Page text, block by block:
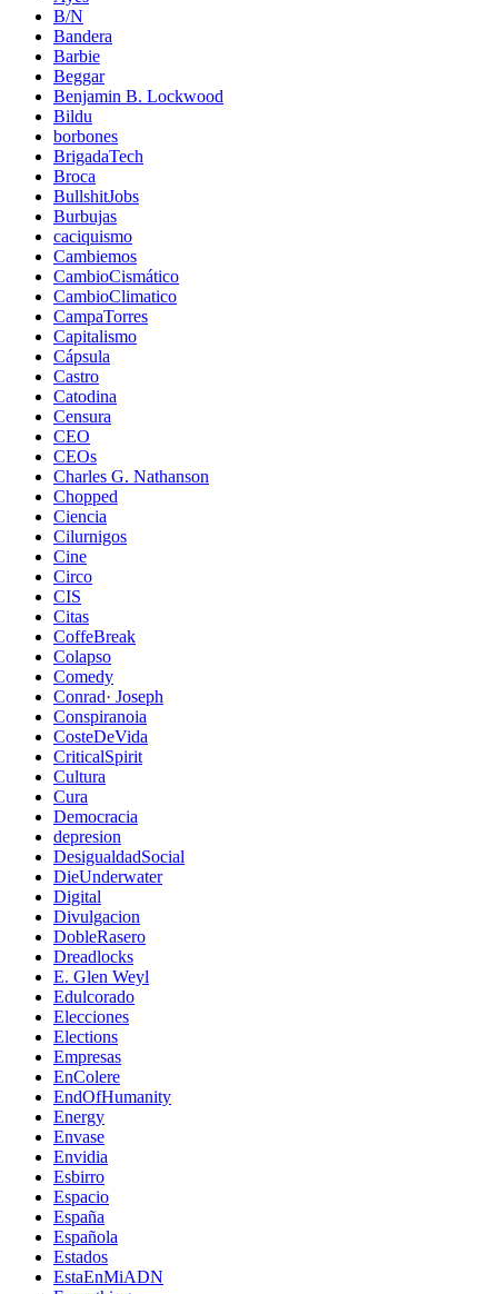
B/N
Bandera
Barbie
Beggar
Benjamin B. Lockwood
Bildu
borbones
BrigadaTech
Broca
BullshitJobs
Burbujas
caciquismo
Cambiemos
CambioCismático
CambioClimatico
CampaTorres
Capitalismo
Cápsula
Castro
Catodina
Censura
CEO
CEOs
Charles G. Nathanson
Chopped
Ciencia
Cilurnigos
Cine
Circo
CIS
Citas
CoffeBreak
Colapso
Comedy
Conrad· Joseph
Conspiranoia
CosteDeVida
CriticalSpirit
Cultura
Cura
Democracia
depresion
DesigualdadSocial
DieUnderwater
Digital
Divulgacion
DobleRasero
Dreadlocks
E. Glen Weyl
Edulcorado
Elecciones
Elections
Empresas
EnColere
EndOfHumanity
Energy
Envase
Envidia
Esbirro
Espacio
España
Española
Estados
EstaEnMiADN